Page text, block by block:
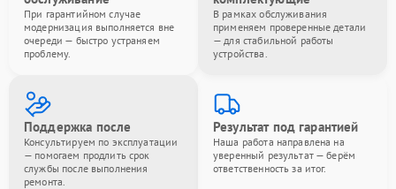
При гарантийном случае
модернизация выполняется вне
очереди — быстро устраняем
проблему.
В рамках обслуживания
применяем проверенные детали
— для стабильной работы
устройства.
Поддержка после
Консультируем по эксплуатации
— помогаем продлить срок
службы после выполнения
ремонта.
Результат под гарантией
Наша работа направлена на
уверенный результат — берём
ответственность за итог.